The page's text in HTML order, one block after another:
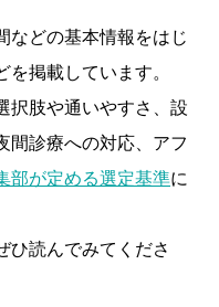
などの基本情報をはじ
掲載しています。
択肢や通いやすさ、設
間診療への対応、アフ
部が定める選定基準に
ひ読んでみてくださ